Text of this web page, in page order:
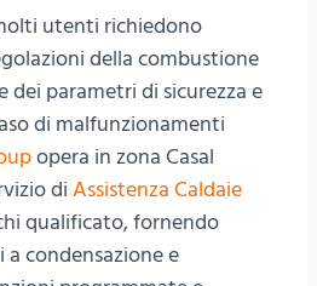
utenti richiedono
della combustione
parametri di sicurezza e
di malfunzionamenti
opera in zona Casal
di Assistenza Caldaie
qualificato, fornendo
a condensazione e